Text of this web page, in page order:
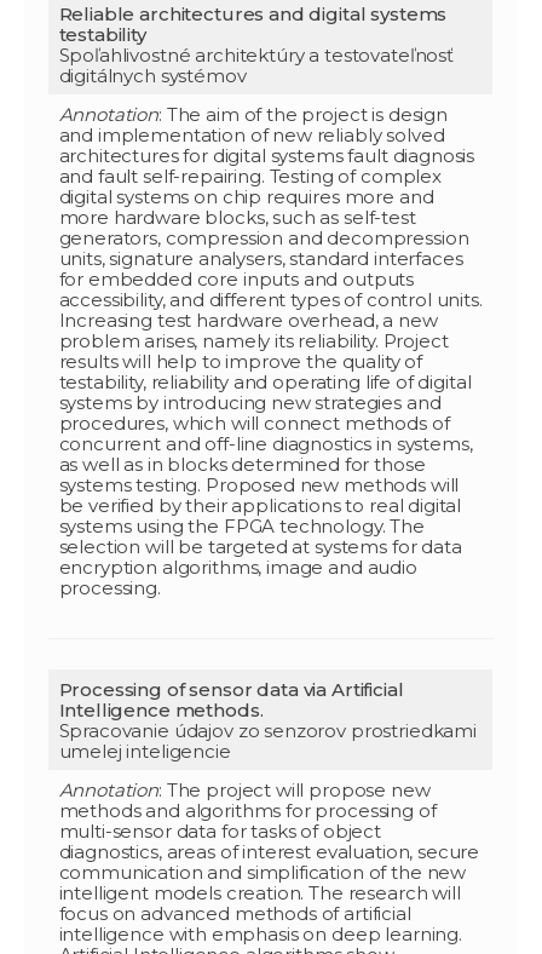
Reliable architectures and digital systems
testability
Spoľahlivostné architektúry a testovateľnosť
digitálnych systémov
Annotation: The aim of the project is design
and implementation of new reliably solved
architectures for digital systems fault diagnosis
and fault self-repairing. Testing of complex
digital systems on chip requires more and
more hardware blocks, such as self-test
generators, compression and decompression
units, signature analysers, standard interfaces
for embedded core inputs and outputs
accessibility, and different types of control units.
Increasing test hardware overhead, a new
problem arises, namely its reliability. Project
results will help to improve the quality of
testability, reliability and operating life of digital
systems by introducing new strategies and
procedures, which will connect methods of
concurrent and off-line diagnostics in systems,
as well as in blocks determined for those
systems testing. Proposed new methods will
be verified by their applications to real digital
systems using the FPGA technology. The
selection will be targeted at systems for data
encryption algorithms, image and audio
processing.
Processing of sensor data via Artificial
Intelligence methods.
Spracovanie údajov zo senzorov prostriedkami
umelej inteligencie
Annotation: The project will propose new
methods and algorithms for processing of
multi-sensor data for tasks of object
diagnostics, areas of interest evaluation, secure
communication and simplification of the new
intelligent models creation. The research will
focus on advanced methods of artificial
intelligence with emphasis on deep learning.